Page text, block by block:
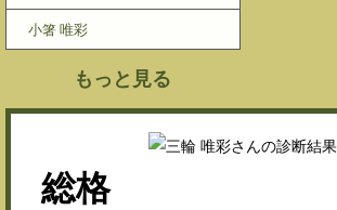
小箸 唯彩
もっと見る
総格